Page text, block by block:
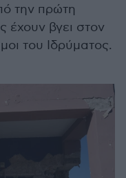
την πρώτη
έχουν βγει στον
του Ιδρύματος.